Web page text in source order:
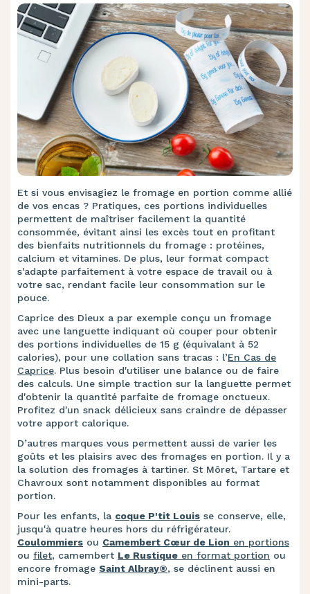
Et si vous envisagiez le fromage en portion comme allié
de vos encas ? Pratiques, ces portions individuelles
permettent de maîtriser facilement la quantité
consommée, évitant ainsi les excès tout en profitant
des bienfaits nutritionnels du fromage : protéines,
calcium et vitamines. De plus, leur format compact
s'adapte parfaitement à votre espace de travail ou à
votre sac, rendant facile leur consommation sur le
pouce.
Caprice des Dieux a par exemple conçu un fromage
avec une languette indiquant où couper pour obtenir
des portions individuelles de 15 g (équivalant à 52
calories), pour une collation sans tracas : l’En Cas de
Caprice. Plus besoin d'utiliser une balance ou de faire
des calculs. Une simple traction sur la languette permet
d'obtenir la quantité parfaite de fromage onctueux.
Profitez d'un snack délicieux sans craindre de dépasser
votre apport calorique.
D’autres marques vous permettent aussi de varier les
goûts et les plaisirs avec des fromages en portion. Il y a
la solution des fromages à tartiner. St Môret, Tartare et
Chavroux sont notamment disponibles au format
portion.
Pour les enfants, la coque P'tit Louis se conserve, elle,
jusqu'à quatre heures hors du réfrigérateur.
Coulommiers ou Camembert Cœur de Lion en portions
ou filet, camembert Le Rustique en format portion ou
encore fromage Saint Albray®, se déclinent aussi en
mini-parts.